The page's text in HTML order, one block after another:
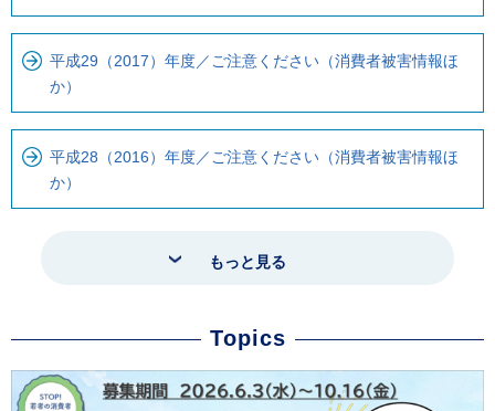
平成29（2017）年度／ご注意ください（消費者被害情報ほ
か）
平成28（2016）年度／ご注意ください（消費者被害情報ほ
か）
もっと見る
Topics